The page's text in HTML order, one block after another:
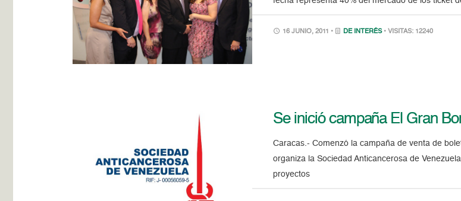
16 JUNIO, 2011 • DE INTERÉS • VISITAS: 12240
Se inició campaña El Gran
Caracas.- Comenzó la campaña de venta de
organiza la Sociedad Anticancerosa de
proyectos